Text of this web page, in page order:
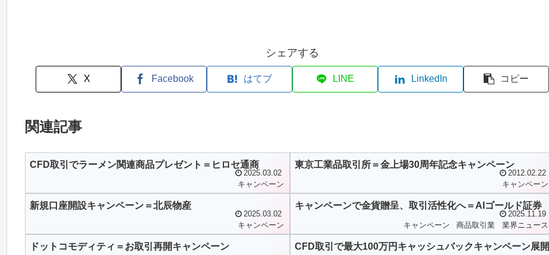
シェアする
X Facebook はてブ LINE LinkedIn コピー
関連記事
CFD取引でラーメン関連商品プレゼント＝ヒロセ通商
2025.03.02
キャンペーン
東京工業品取引所＝金上場30周年記念キャンペーン
2012.02.22
キャンペーン
新規口座開設キャンペーン＝北辰物産
2025.03.02
キャンペーン
キャンペーンで金貨贈呈、取引活性化へ＝AIゴールド証券
2025.11.19
キャンペーン
商品取引業 業界ニュース
ドットコモディティ＝お取引再開キャンペーン
CFD取引で最大100万円キャッシュバックキャンペーン展開